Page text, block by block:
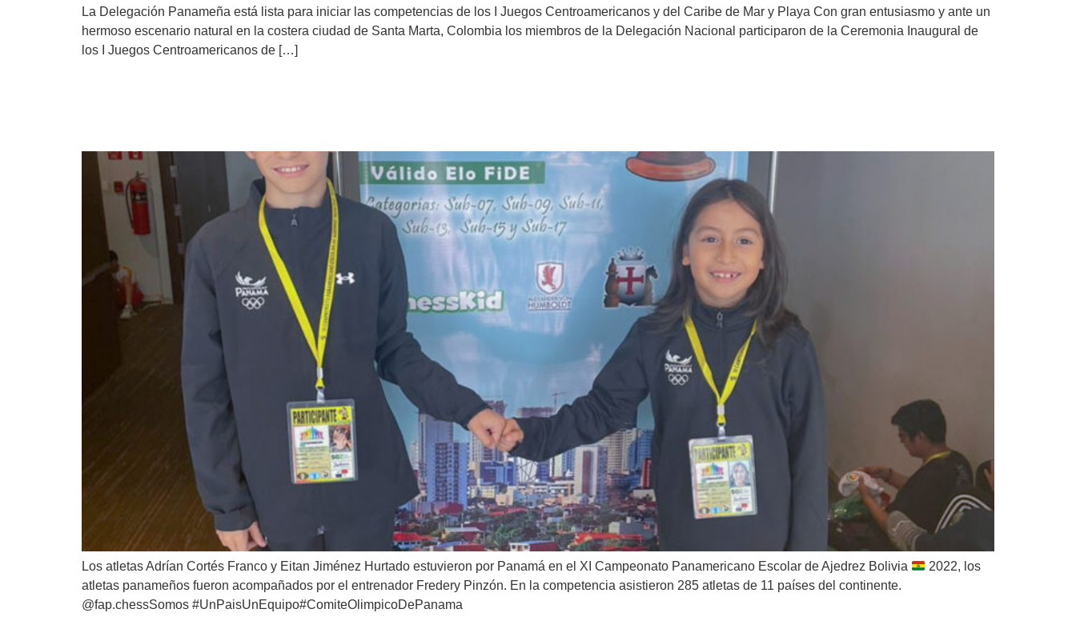
La Delegación Panameña está lista para iniciar las competencias de los I Juegos Centroamericanos y del Caribe de Mar y Playa Con gran entusiasmo y ante un
hermoso escenario natural en la costera ciudad de Santa Marta, Colombia los miembros de la Delegación Nacional participaron de la Ceremonia Inaugural de
los I Juegos Centroamericanos de […]
Los atletas Adrían Cortés Franco y Eitan Jiménez Hurtado estuvieron por Panamá en el XI Campeonato Panamericano Escolar de Ajedrez Bolivia
2022, los
atletas panameños fueron acompañados por el entrenador Fredery Pinzón. En la competencia asistieron 285 atletas de 11 países del continente.
@fap.chessSomos #UnPaisUnEquipo#ComiteOlimpicoDePanama